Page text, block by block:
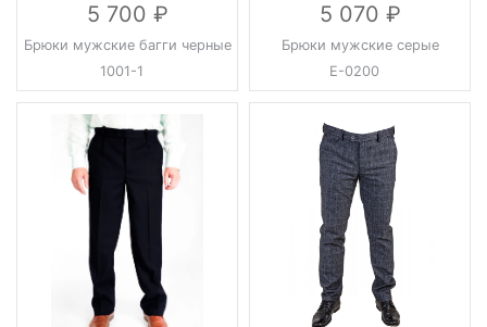
5 700
Брюки мужские багги черные
1001-1
5 070
Брюки мужские серые
Е-0200